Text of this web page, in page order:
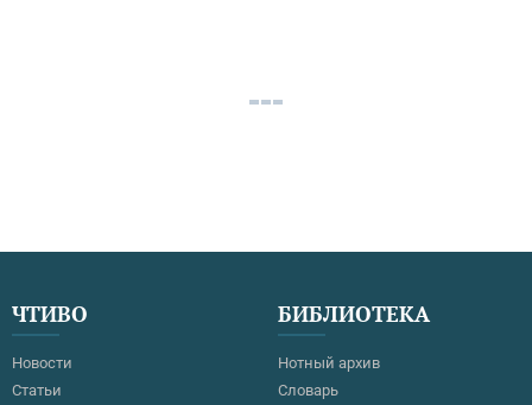
ЧТИВО
Новости
Статьи
БИБЛИОТЕКА
Нотный архив
Словарь